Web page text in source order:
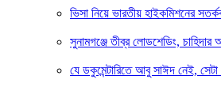
ভিসা নিয়ে ভারতীয় হাইকমিশনের
সুনামগঞ্জে তীব্র লোডশেডিং, চাহিদার
যে ডকুমেন্টারিতে আবু সাঈদ নেই, সেটা